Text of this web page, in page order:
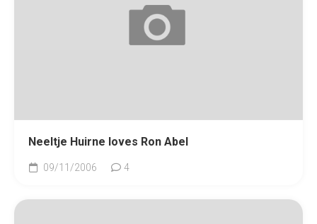
Neeltje Huirne loves Ron Abel
09/11/2006 4